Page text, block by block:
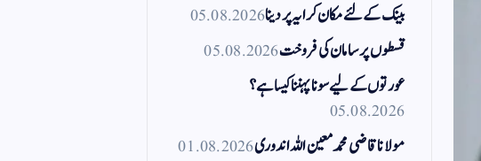
بینک کے لئے مکان کرایہ پر دینا05.08.2026
قسطوں پر سامان کی فروخت05.08.2026
عورتوں کے لیے سونا پہننا کیسا ہے؟
05.08.2026
مولانا قاضی محمد معین اللہ اندوری01.08.2026